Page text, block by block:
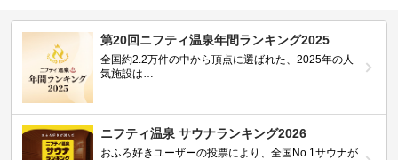
第20回ニフティ温泉年間ランキング2025
全国約2.2万件の中から頂点に選ばれた、2025年の人
気施設は…
ニフティ温泉 サウナランキング2026
おふろ好きユーザーの投票により、全国No.1サウナが